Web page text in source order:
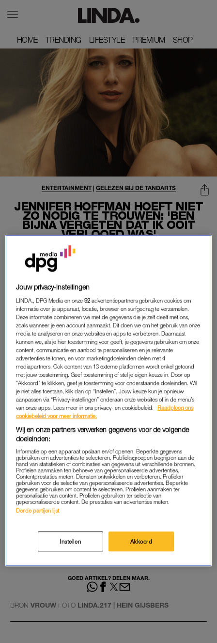
HOME
HOME TRENDING
TRENDING LIFESTYLE
LIFESTYLE PREMIUM
PREMIUM SHOP
SHOP
JENNIFER HOFFMAN HOEFT NIET
ZO NODIG TE TROUWEN: 'BEN
BIJNA VERGETEN DAT IK OOIT
VERLOOFD WAS'
ENTERTAINMENT| GELEZEN BIJ DE TANDARTS
13-03-2023
Actrice Jennifer Hoffman was in een ver verleden
met Dorian, met wie ze geen trouwplannen heeft. Dat
vertelt ze tegenoverVROUW.
“Oh haha, weet je dat ik dat bijna vergeten was, dat ik ooit
verlóófd was?! Het voelt als een ander leven!”
JENNIFER HOFFMAN
Trouwen staat dus niet op haar “bucketlist”, zo erkent Jennifer
Hoffman. “Ik ben niet opgegroeid met het idee dat er een
‘ware’ is, dat je je soulmate moet vinden met wie je moet
trouwen en dat dat dan de mooiste dag van je leven is. Ik kan
me hooguit voorstellen dat als we een jaar of tien bij elkaar zijn,
we een groot liefdesfeest geven, ofzo.”
“In Amerika, waar Dorian vandaan komt, vinden ze het heel
verwarrend dat je samen een kind hebt en niet getrouwd bent.
Stiekem vind ik het juist daarom extra leuk.”
LEES OOK
GOED ARTIKEL? DELEN MAAR.
BRON VROUW FOTO LINDA.217 | HEIN GIJSBERS
Jouw privacy-instellingen
LINDA., DPG Media en onze92 advertentiepartners gebruiken cookies om
informatie over je apparaat, locatie, browser en surfgedrag te verzamelen.
Deze informatie combineren we met de gegevens die je zelf deelt met ons,
zoals wanneer je een account aanmaakt. Dit doen we om het gebruik van onze
media te analyseren en onze websites en apps te verbeteren. Daarnaast
kunnen we, als je hier toestemming voor geeft, je gegevens gebruiken om onze
content, communicatie en aanbod te personaliseren en je relevante
advertenties te tonen, en voor marketingdoeleinden delen met 4
mediapartners. Ook content van 13 externe platformen wordt enkel getoond
met jouw toestemming. Geef toestemming of stel je eigen keuze in. Door op
"Akkoord" te klikken, geef je toestemming voor onderstaande doeleinden. Wil
je niet alles toestaan, klik dan op “Instellen”. Jouw keuze kun je opnieuw
aanpassen via “Privacy-instellingen” onderaan onze websites of in de menu’s
van onze apps. Lees meer in ons privacy- en cookiebeleid.
Raadpleeg ons
cookiebeleid voor meer informatie.
Wij en onze partners verwerken gegevens voor de volgende
doeleinden:
Informatie op een apparaat opslaan en/of openen. Beperkte gegevens
gebruiken om advertenties te selecteren. Publieksgroepen begrijpen aan de
hand van statistieken of combinaties van gegevens uit verschillende bronnen.
Profielen aanmaken ten behoeve van gepersonaliseerde advertenties.
Contentprestaties meten. Diensten ontwikkelen en verbeteren. Profielen
gebruiken voor de selectie van gepersonaliseerde advertenties. Beperkte
gegevens gebruiken om content te selecteren. Profielen aanmaken ter
personalisatie van content. Profielen gebruiken ter selectie van
gepersonaliseerde content. De prestaties van advertenties meten.
Derde partijen lijst
Instellen Akkoord